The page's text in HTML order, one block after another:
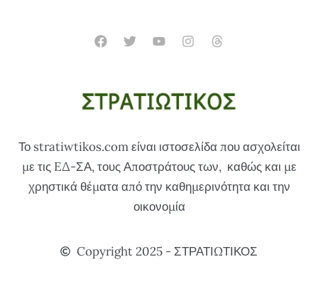
Το stratiwtikos.com είναι ιστοσελίδα που ασχολείται
με τις EΔ-ΣΑ, τους Αποστράτους των, καθώς και με
χρηστικά θέματα από την καθημερινότητα και την
οικονομία
Copyright 2025 - ΣΤΡΑΤΙΩΤΙΚΟΣ